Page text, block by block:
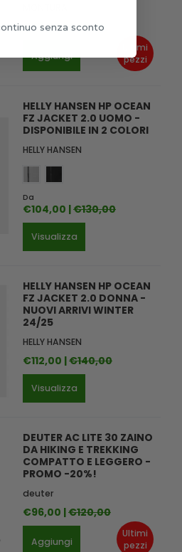
Ultimi
pezzi
€79,00 | €99,00
Aggiungi
HELLY HANSEN HP OCEAN
FZ JACKET 2.0 UOMO -
DISPONIBILE IN 2 COLORI
HELLY HANSEN
Da
€104,00 |€130,00
Visualizza
HELLY HANSEN HP OCEAN
FZ JACKET 2.0 DONNA -
NUOVI ARRIVI WINTER
24/25
HELLY HANSEN
€112,00 |€140,00
Visualizza
Ultimi
pezzi
DEUTER AC LITE 30 ZAINO
DA HIKING E TREKKING
COMPATTO E LEGGERO -
PROMO -20%!
deuter
€96,00 |€120,00
Aggiungi
senza sconto